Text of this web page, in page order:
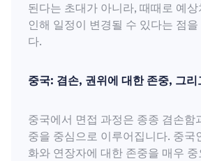
된다는 초대가 아니라, 때때로 예
인해 일정이 변경될 수 있다는 점
다.
중국: 겸손, 권위에 대한 존중, 그
중국에서 면접 과정은 종종 겸손함
중을 중심으로 이루어집니다. 중국
화와 연장자에 대한 존중을 매우